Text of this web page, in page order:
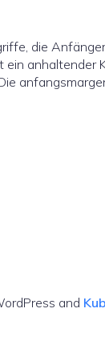
die
anhaltender
and